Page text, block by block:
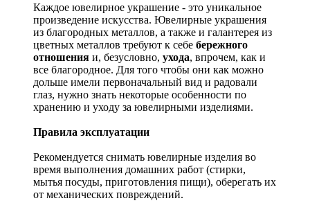
Каждое ювелирное украшение - это уникальное
произведение искусства. Ювелирные украшения
из благородных металлов, а также и галантерея из
цветных металлов требуют к себе бережного
отношения и, безусловно, ухода, впрочем, как и
все благородное. Для того чтобы они как можно
дольше имели первоначальный вид и радовали
глаз, нужно знать некоторые особенности по
хранению и уходу за ювелирными изделиями.
Правила эксплуатации
Рекомендуется снимать ювелирные изделия во
время выполнения домашних работ (стирки,
мытья посуды, приготовления пищи), оберегать их
от механических повреждений.